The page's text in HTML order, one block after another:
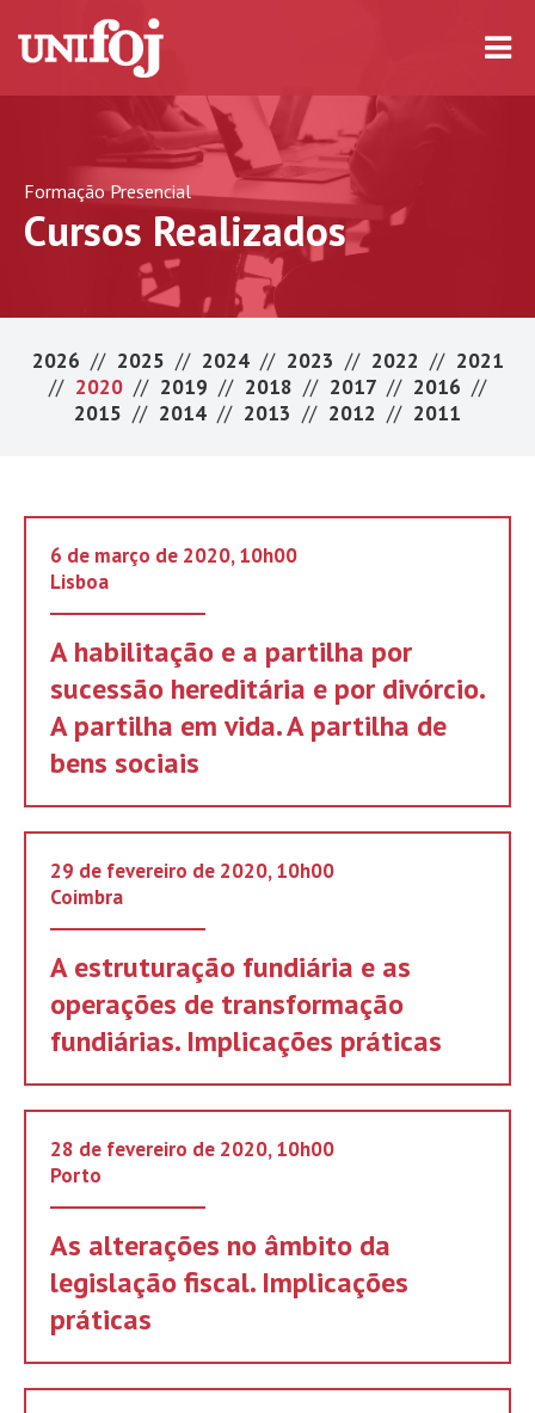
Formação Presencial
Cursos Realizados
2026 // 2025 // 2024 // 2023 // 2022 // 2021
// 2020 // 2019 // 2018 // 2017 // 2016 //
2015 // 2014 // 2013 // 2012 // 2011
6 de março de 2020, 10h00
Lisboa
A habilitação e a partilha por
sucessão hereditária e por divórcio.
A partilha em vida. A partilha de
bens sociais
29 de fevereiro de 2020, 10h00
Coimbra
A estruturação fundiária e as
operações de transformação
fundiárias. Implicações práticas
28 de fevereiro de 2020, 10h00
Porto
As alterações no âmbito da
legislação fiscal. Implicações
práticas